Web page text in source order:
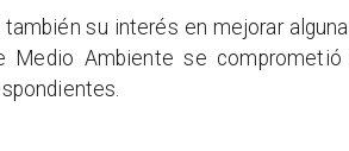
su interés en mejorar
Medio Ambiente se comprometió